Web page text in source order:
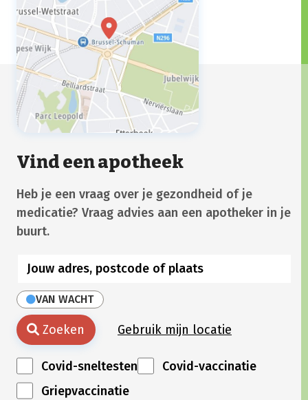
Vind een apotheek
Heb je een vraag over je gezondheid of je
medicatie? Vraag advies aan een apotheker in je
buurt.
VAN WACHT
Zoeken Gebruik mijn locatie
Covid-sneltesten
Covid-vaccinatie
Griepvaccinatie